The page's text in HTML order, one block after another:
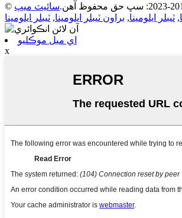
سائيٽ ميپ
, ٽيبلر ايلومينا, براون ٽيبلر ايلومينا,
اي ميل موڪليو
x